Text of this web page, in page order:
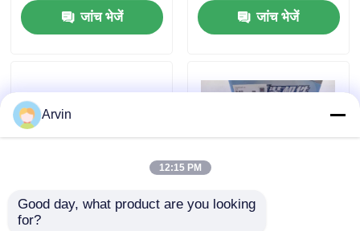
हमसे संपर्क करें
एक बोली का अनुरोध
कमिंस स्पेयर पार्ट्स
जांच भेजें
जांच भेजें
मूल गुणवत्ता निर्माण मशीनरी
Arvin
12:15 PM
Good day, what product are you looking
for?